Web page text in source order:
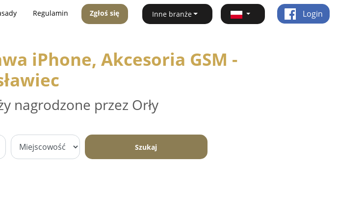
Regulamin Zgłoś się Inne branże Login
iPhone, Akcesoria GSM -
nagrodzone przez Orły
Szukaj